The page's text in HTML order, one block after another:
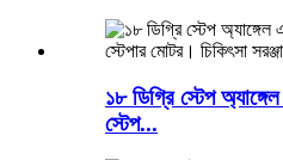
১৮ ডিগ্রি স্টেপ
স্টেপ...